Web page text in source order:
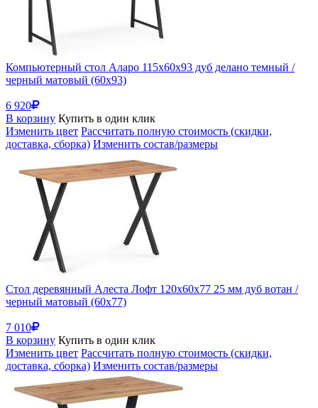
Компьютерный стол Аларо 115х60х93 дуб делано темный /
черный матовый (60x93)
6 920
В корзину Купить в один клик
Изменить цвет Рассчитать полную стоимость (скидки,
доставка, сборка) Изменить состав/размеры
Стол деревянный Алеста Лофт 120х60х77 25 мм дуб вотан /
черный матовый (60x77)
7 010
В корзину Купить в один клик
Изменить цвет Рассчитать полную стоимость (скидки,
доставка, сборка) Изменить состав/размеры